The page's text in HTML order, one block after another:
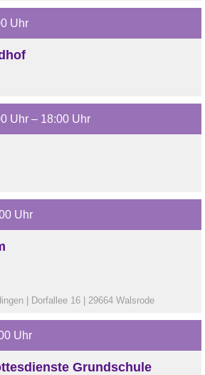
Uhr
Uhr – 18:00 Uhr
Uhr
| Dorfallee 16 | 29664 Walsrode
Uhr
Grundschule